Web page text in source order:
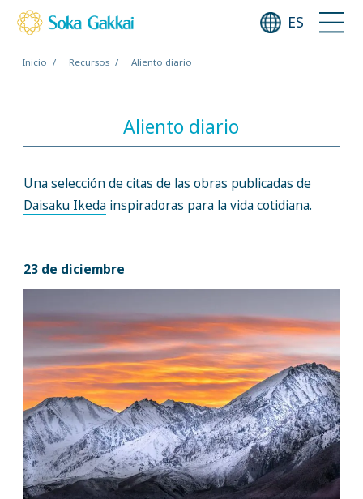
ES
Inicio Recursos Aliento diario
Aliento diario
Una selección de citas de las obras publicadas de
Daisaku Ikedainspiradoras para la vida cotidiana.
23 de diciembre